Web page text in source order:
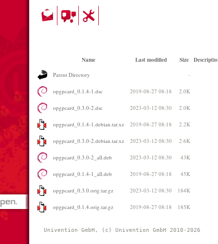
Name Last modified Size
Parent Directory -
opgpcard_0.1.4-1.dsc 2019-08-27 08:18 2.0K
opgpcard_0.3.0-2.dsc 2023-03-12 08:30 2.0K
opgpcard_0.1.4-1.debian.tar.xz 2019-08-27 08:18 2.2K
opgpcard_0.3.0-2.debian.tar.xz 2023-03-12 08:30 2.6K
opgpcard_0.3.0-2_all.deb 2023-03-12 08:30 43K
opgpcard_0.1.4-1_all.deb 2019-08-27 08:18 45K
opgpcard_0.3.0.orig.tar.gz 2023-03-12 08:30 184K
opgpcard_0.1.4.orig.tar.gz 2019-08-27 08:18 185K
Univention GmbH, (c) Univention GmbH 2010-2026